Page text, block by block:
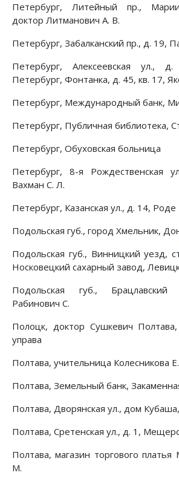
Петербург, Литейный пр.,
доктор Литманович А. В.
Петербург, Забалканский пр., д. 19,
Петербург, Алексеевская ул.,
Петербург, Фонтанка, д. 45, кв. 17,
Петербург, Международный банк,
Петербург, Публичная библиотека,
Петербург, Обуховская больница
Петербург, 8-я Рождественская
Вахман С. Л.
Петербург, Казанская ул., д. 14,
Подольская губ., город Хмельник,
Подольская губ., Винницкий уезд,
Носковецкий сахарный завод,
Подольская губ.,
Рабинович С.
Полоцк, доктор Сушкевич
управа
Полтава, учительница Колесникова
Полтава, Земельный банк,
Полтава, Дворянская ул., дом
Полтава, Сретенская ул., д. 1,
Полтава, магазин торгового
М.